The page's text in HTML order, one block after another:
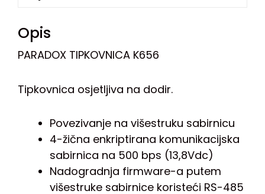
Opis
PARADOX TIPKOVNICA K656
Tipkovnica osjetljiva na dodir.
Povezivanje na višestruku sabirnicu
4-žična enkriptirana komunikacijska
sabirnica na 500 bps (13,8Vdc)
Nadogradnja firmware-a putem
višestruke sabirnice koristeći RS-485